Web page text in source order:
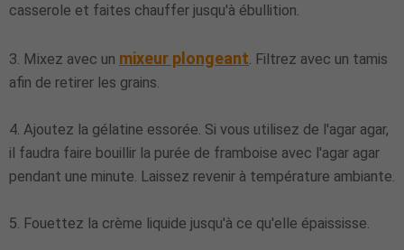
casserole et faites chauffer jusqu'à ébullition.
3. Mixez avec un mixeur plongeant . Filtrez avec un tamis
afin de retirer les grains.
4. Ajoutez la gélatine essorée. Si vous utilisez de l'agar agar,
il faudra faire bouillir la purée de framboise avec l'agar agar
pendant une minute. Laissez revenir à température ambiante.
5. Fouettez la crème liquide jusqu'à ce qu'elle épaississe.